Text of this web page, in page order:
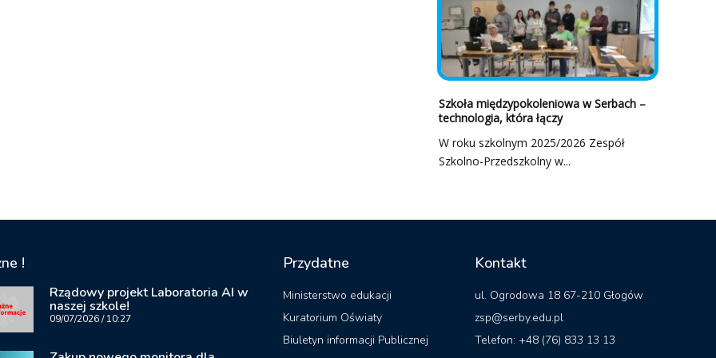
Szkoła międzypokoleniowa w Serbach –
technologia, która łączy
W roku szkolnym 2025/2026 Zespół
Szkolno-Przedszkolny w...
!
Rządowy projekt Laboratoria AI w
naszej szkole!
09/07/202610:27
Przydatne
Ministerstwo edukacji
Kuratorium Oświaty
Biuletyn informacji Publicznej
Kontakt
ul. Ogrodowa 18 67-210 Głogów
zsp@serby.edu.pl
Telefon: +48 (76) 833 13 13